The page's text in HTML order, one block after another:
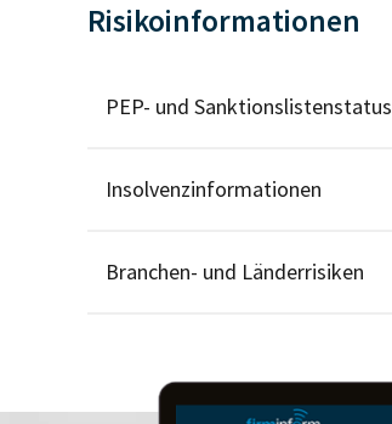
Risikoinformationen
PEP- und Sanktionslistenstatus
Insolvenzinformationen
Branchen- und Länderrisiken